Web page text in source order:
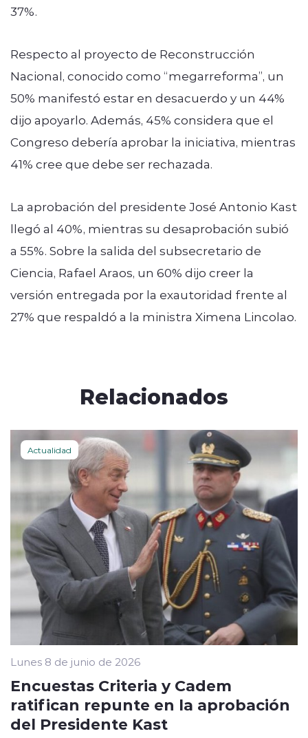
37%.
Respecto al proyecto de Reconstrucción
Nacional, conocido como “megarreforma”, un
50% manifestó estar en desacuerdo y un 44%
dijo apoyarlo. Además, 45% considera que el
Congreso debería aprobar la iniciativa, mientras
41% cree que debe ser rechazada.
La aprobación del presidente José Antonio Kast
llegó al 40%, mientras su desaprobación subió
a 55%. Sobre la salida del subsecretario de
Ciencia, Rafael Araos, un 60% dijo creer la
versión entregada por la exautoridad frente al
27% que respaldó a la ministra Ximena Lincolao.
Relacionados
Actualidad
Lunes 8 de junio de 2026
Encuestas Criteria y Cadem
ratifican repunte en la aprobación
del Presidente Kast